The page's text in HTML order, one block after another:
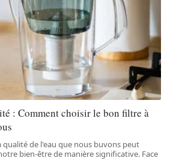
: Comment choisir le bon filtre à
qualité de l'eau que nous buvons peut
bien-être de manière significative. Face